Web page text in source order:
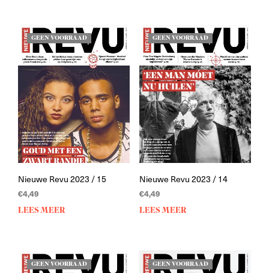
GEEN VOORRAAD
Nieuwe Revu 2023 / 15
€4,49
LEES MEER
GEEN VOORRAAD
Nieuwe Revu 2023 / 14
€4,49
LEES MEER
GEEN VOORRAAD GEEN VOORRAAD